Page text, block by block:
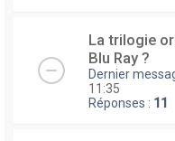
La trilogie
Blu Ray ?
Dernier
11:35
Réponses : 11